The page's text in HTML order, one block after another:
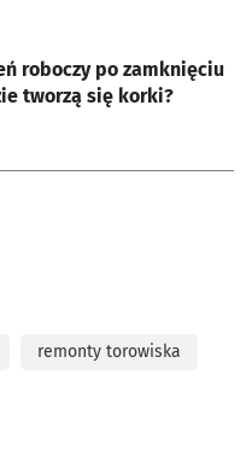
roboczy po zamknięciu
tworzą się korki?
remonty torowiska